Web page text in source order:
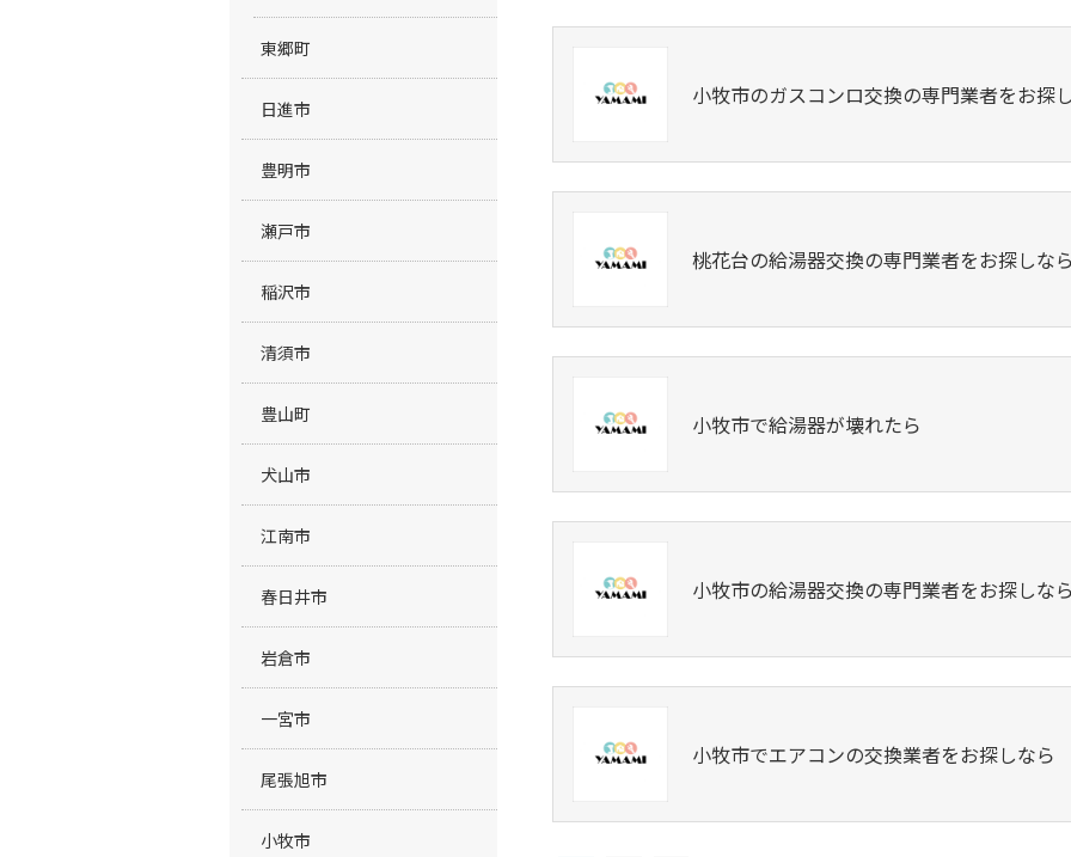
小牧市のガスコンロ交換の専門業者をお探
桃花台の給湯器交換の専門業者をお探しな
小牧市で給湯器が壊れたら
小牧市の給湯器交換の専門業者をお探しな
小牧市でエアコンの交換業者をお探しなら
東郷町
日進市
豊明市
瀬戸市
稲沢市
清須市
豊山町
犬山市
江南市
春日井市
岩倉市
一宮市
尾張旭市
小牧市